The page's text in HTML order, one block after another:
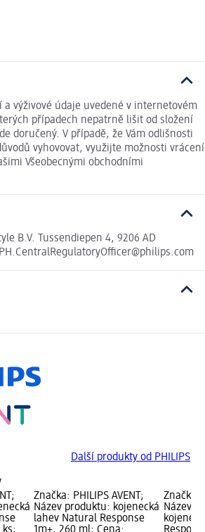
a výživové údaje uvedené v internetovém
případech nepatrně lišit od složení
doručený. V případě, že Vám odlišnosti
vyhovovat, využijte možnosti vrácení
Všeobecnými obchodními
B.V. Tussendiepen 4, 9206 AD
Další produkty od PHILIPS
Značka: PHILIPS AVENT;
Název produktu: kojenecká
lahev Natural Response
Značka:
Název